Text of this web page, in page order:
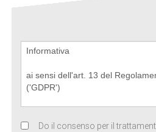
Do il consenso per il